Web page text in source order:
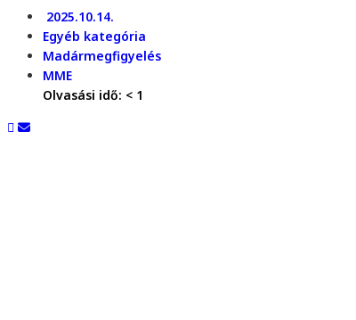
2025.10.14.
Egyéb kategória
Madármegfigyelés
MME
Olvasási idő: < 1